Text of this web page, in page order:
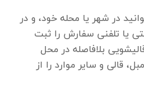
در شهر یا محله خود، و در
یا تلفنی سفارش را ثبت
بلافاصله در محل
قالی و سایر موارد را از